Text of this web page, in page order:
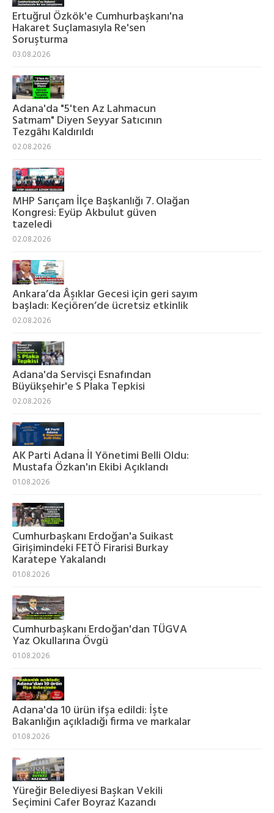
Ertuğrul Özkök'e Cumhurbaşkanı'na
Hakaret Suçlamasıyla Re'sen
Soruşturma
03.08.2026
Adana'da "5'ten Az Lahmacun
Satmam" Diyen Seyyar Satıcının
Tezgâhı Kaldırıldı
02.08.2026
MHP Sarıçam İlçe Başkanlığı 7. Olağan
Kongresi: Eyüp Akbulut güven
tazeledi
02.08.2026
Ankara’da Âşıklar Gecesi için geri sayım
başladı: Keçiören’de ücretsiz etkinlik
02.08.2026
Adana'da Servisçi Esnafından
Büyükşehir'e S Plaka Tepkisi
02.08.2026
AK Parti Adana İl Yönetimi Belli Oldu:
Mustafa Özkan'ın Ekibi Açıklandı
01.08.2026
Cumhurbaşkanı Erdoğan'a Suikast
Girişimindeki FETÖ Firarisi Burkay
Karatepe Yakalandı
01.08.2026
Cumhurbaşkanı Erdoğan'dan TÜGVA
Yaz Okullarına Övgü
01.08.2026
Adana'da 10 ürün ifşa edildi: İşte
Bakanlığın açıkladığı firma ve markalar
01.08.2026
Yüreğir Belediyesi Başkan Vekili
Seçimini Cafer Boyraz Kazandı